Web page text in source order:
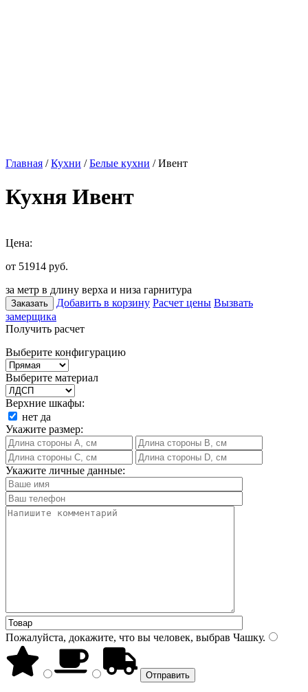
Главная /Кухни /Белые кухни / Ивент
Кухня Ивент
Цена:
от 51914 руб.
за метр в длину верха и низа гарнитура
Заказать Добавить в корзину Расчет цены Вызвать
замерщика
Получить расчет
Выберите конфигурацию
Выберите материал
Верхние шкафы:
нет да
Укажите размер:
Укажите личные данные:
Пожалуйста, докажите, что вы человек, выбрав Чашку.